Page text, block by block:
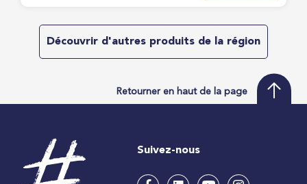
Découvrir d'autres produits de la région
Retourner en haut de la page
Suivez-nous